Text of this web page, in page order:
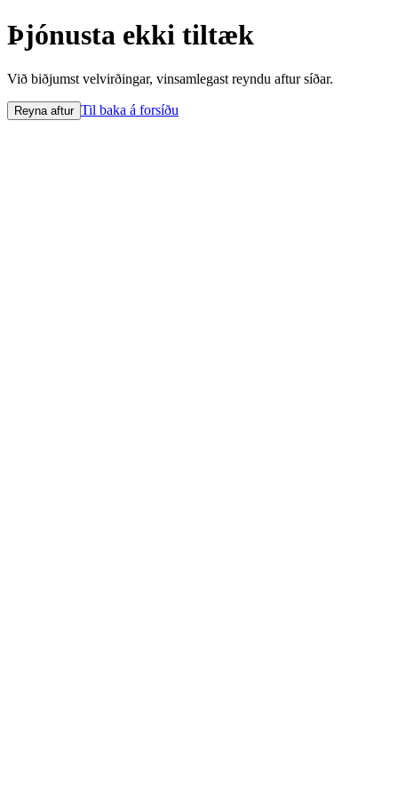
Þjónusta ekki tiltæk
Við biðjumst velvirðingar, vinsamlegast reyndu aftur síðar.
Reyna aftur Til baka á forsíðu